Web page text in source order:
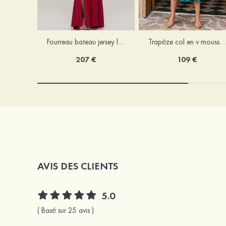
Fourreau bateau jersey longueur ras du sol robe de mère de la mariée avec appliqué fendue
207 €
Trapèze col en v mousseline longueur mollet robe de mère de la mariée avec plissé ceintures
109 €
AVIS DES CLIENTS
5.0
( Basé sur 25 avis )